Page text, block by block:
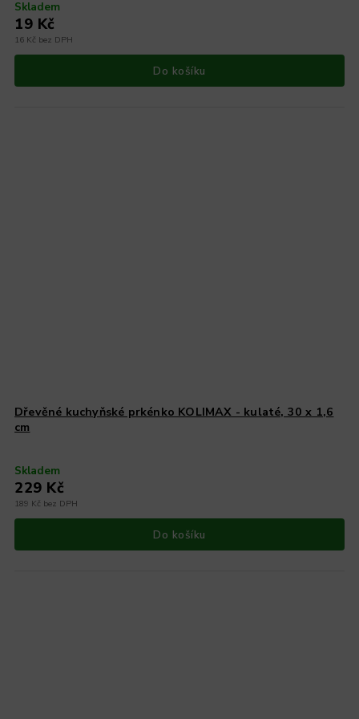
Skladem
16 Kč bez DPH
19 Kč
Do košíku
Dřevěné kuchyňské prkénko KOLIMAX - kulaté, 30 x 1,6
cm
Skladem
189 Kč bez DPH
229 Kč
Do košíku